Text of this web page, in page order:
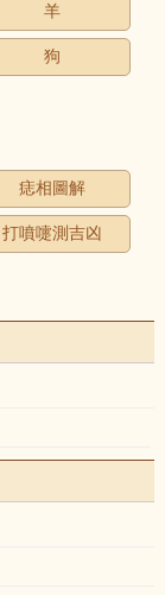
羊
狗
痣相圖解
打噴嚏測吉凶